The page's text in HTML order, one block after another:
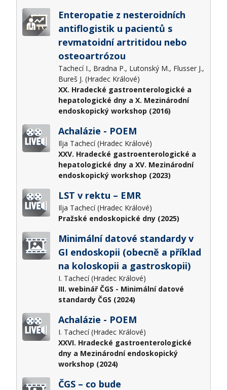
Enteropatie z nesteroidních
antiflogistik u pacientů s
revmatoidní artritidou nebo
osteoartrózou
Tachecí I., Bradna P., Lutonský M., Flusser J.,
Bureš J. (Hradec Králové)
XX. Hradecké gastroenterologické a
hepatologické dny a X. Mezinárodní
endoskopický workshop (2016)
Achalázie - POEM
Ilja Tachecí (Hradec Králové)
XXV. Hradecké gastroenterologické a
hepatologické dny a XV. Mezinárodní
endoskopický workshop (2023)
LST v rektu – EMR
Ilja Tachecí (Hradec Králové)
Pražské endoskopické dny (2025)
Minimální datové standardy v
GI endoskopii (obecně a příklad
na koloskopii a gastroskopii)
I. Tachecí (Hradec Králové)
III. webinář ČGS - Minimální datové
standardy ČGS (2024)
Achalázie - POEM
I. Tachecí (Hradec Králové)
XXVI. Hradecké gastroenterologické
dny a Mezinárodní endoskopický
workshop (2024)
ČGS – co bude